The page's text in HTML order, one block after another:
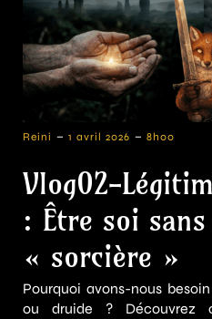
Reini - 1 avril 2026 - 8h00
Vlog02-
: Être soi
« sorcière »
Pourquoi avons-nous
ou druide ? Découvrez